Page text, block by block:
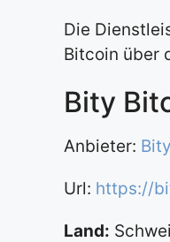
Die
Bitcoin über
Bity
Anbieter: Bity
Url: https://
Land: